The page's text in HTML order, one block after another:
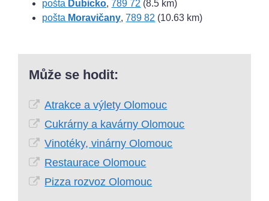
pošta Dubicko, 789 72 (8.5 km)
pošta Moravičany,789 82 (10.63 km)
Může se hodit:
Atrakce a výlety Olomouc
Cukrárny a kavárny Olomouc
Vinotéky, vinárny Olomouc
Restaurace Olomouc
Pizza rozvoz Olomouc